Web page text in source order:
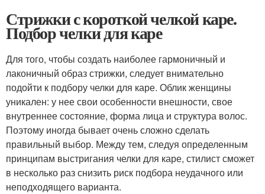
Стрижки с короткой челкой каре.
Подбор челки для каре
Для того, чтобы создать наиболее гармоничный и
лаконичный образ стрижки, следует внимательно
подойти к подбору челки для каре. Облик женщины
уникален: у нее свои особенности внешности, свое
внутреннее состояние, форма лица и структура волос.
Поэтому иногда бывает очень сложно сделать
правильный выбор. Между тем, следуя определенным
принципам выстригания челки для каре, стилист сможет
в несколько раз снизить риск подбора неудачного или
неподходящего варианта.